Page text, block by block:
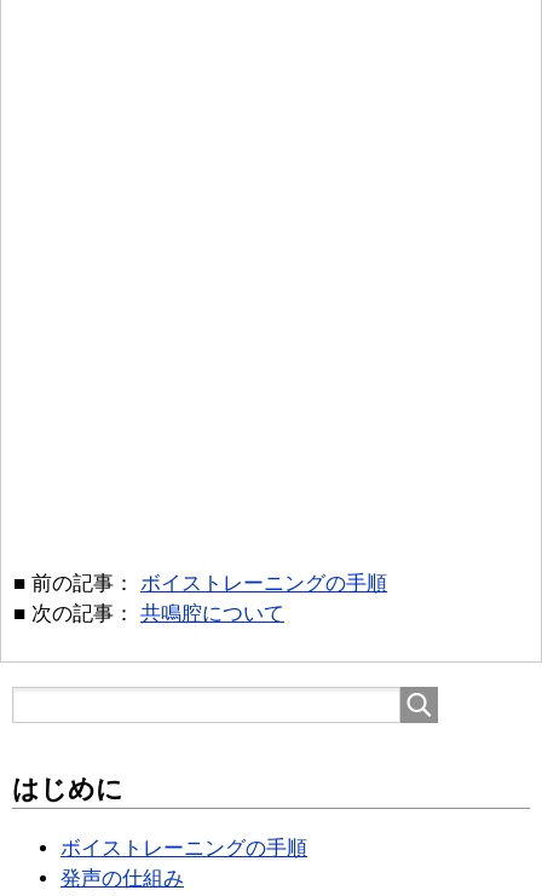
■ 前の記事： ボイストレーニングの手順
■ 次の記事： 共鳴腔について
はじめに
ボイストレーニングの手順
発声の仕組み